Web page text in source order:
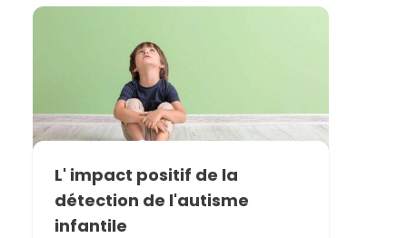
L' impact positif de la
détection de l'autisme
infantile